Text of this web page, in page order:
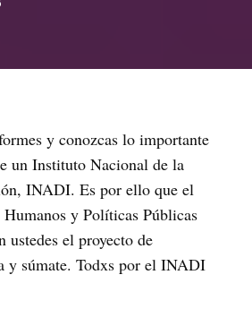
y conozcas lo importante
un Instituto Nacional de la
INADI. Es por ello que el
y Políticas Públicas
ustedes el proyecto de
y súmate. Todxs por el INADI